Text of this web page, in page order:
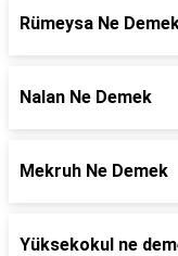
Rümeysa Ne
Nalan Ne Demek
Mekruh Ne Demek
Yüksekokul ne